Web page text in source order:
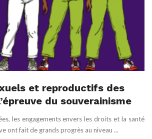
et reproductifs des
du souverainisme
les engagements envers les droits et la santé
ont fait de grands progrès au niveau ...